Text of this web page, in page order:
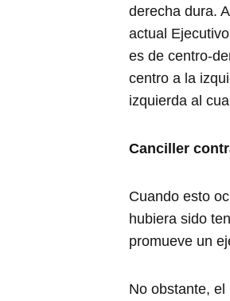
derecha dura.
actual
es de centro-
centro a la
izquierda al
Canciller
Cuando esto
hubiera sido
promueve un
No obstante,